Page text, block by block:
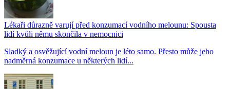
Lékaři důrazně varují před konzumací vodního melounu: Spousta
lidí kvůli němu skončila v nemocnici
Sladký a osvěžující vodní meloun je léto samo. Přesto může jeho
nadměrná konzumace u některých lidí...